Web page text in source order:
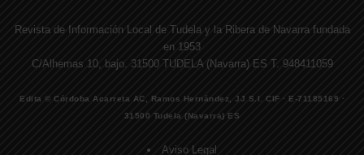
Revista de Información Local de Tudela y la Ribera de Navarra fundada
en 1953
C/Alhemas 10, bajo. 31500 TUDELA (Navarra) ES T. 948411059
Edita © Córdoba Acarreta AC, Ramos Hernández, JJ S.I. CIF · E-71185169 ·
31500 Tudela (Navarra) ES
Aviso Legal